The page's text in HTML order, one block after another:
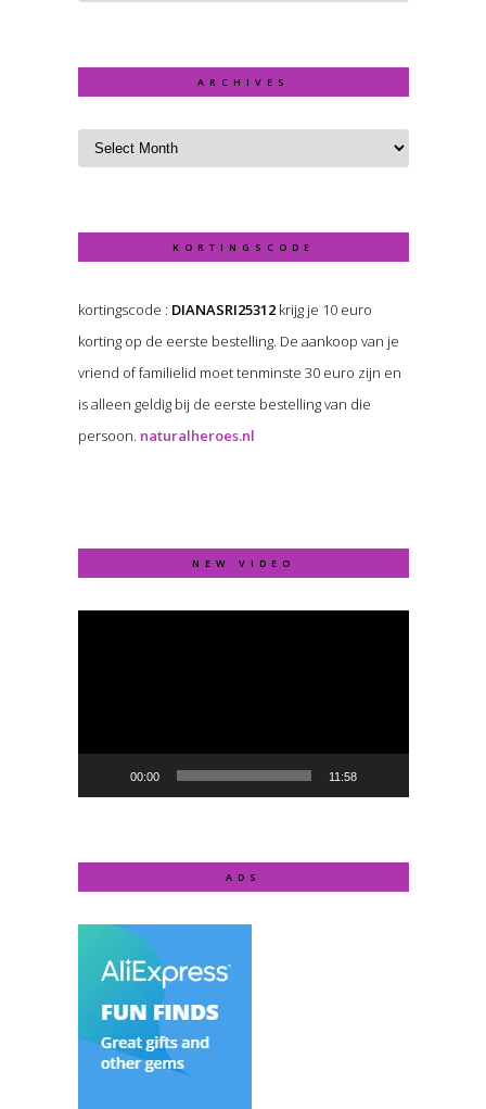
ARCHIVES
KORTINGSCODE
kortingscode : DIANASRI25312krijg je 10 euro
korting op de eerste bestelling. De aankoop van je
vriend of familielid moet tenminste 30 euro zijn en
is alleen geldig bij de eerste bestelling van die
persoon. naturalheroes.nl
NEW VIDEO
Video
00:00 11:58
ADS